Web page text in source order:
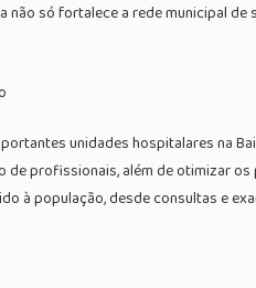
só fortalece a rede municipal
unidades hospitalares na
profissionais, além de otimizar
à população, desde consultas e